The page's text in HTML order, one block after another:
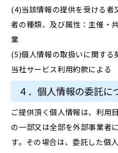
(4)当該情報の提供を受ける者
者の種類、及び属性：主催・
業
(5)個人情報の取扱いに関する
当社サービス利用約款による
４．個人情報の委託に
ご提供頂く個人情報は、利用
の一部又は全部を外部事業者
す。その場合は、委託した個